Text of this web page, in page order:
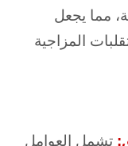
مما يجعل
المزاجية
تشمل العوامل